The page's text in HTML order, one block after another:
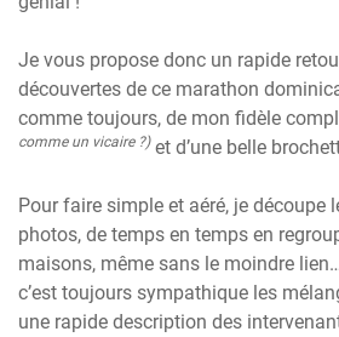
Je vous propose donc un rapide
découvertes de ce marathon
comme toujours, de mon fidèle
comme un vicaire ?)et d’une belle
Pour faire simple et aéré, je découpe
photos, de temps en temps en
maisons, même sans le moindre
c’est toujours sympathique les
une rapide description des